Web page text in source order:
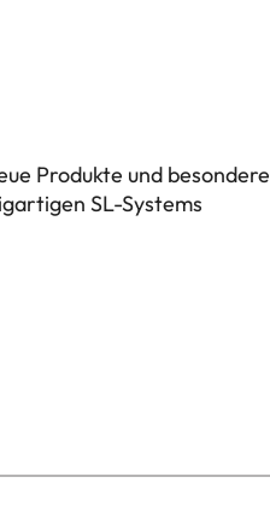
Produkte und besondere
SL-Systems